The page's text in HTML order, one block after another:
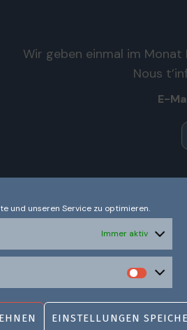
und unseren Service zu optimieren.
Immer aktiv
EINSTELLUNGEN
Wir geben einmal im
Nous
E-
Wir
Ich habe